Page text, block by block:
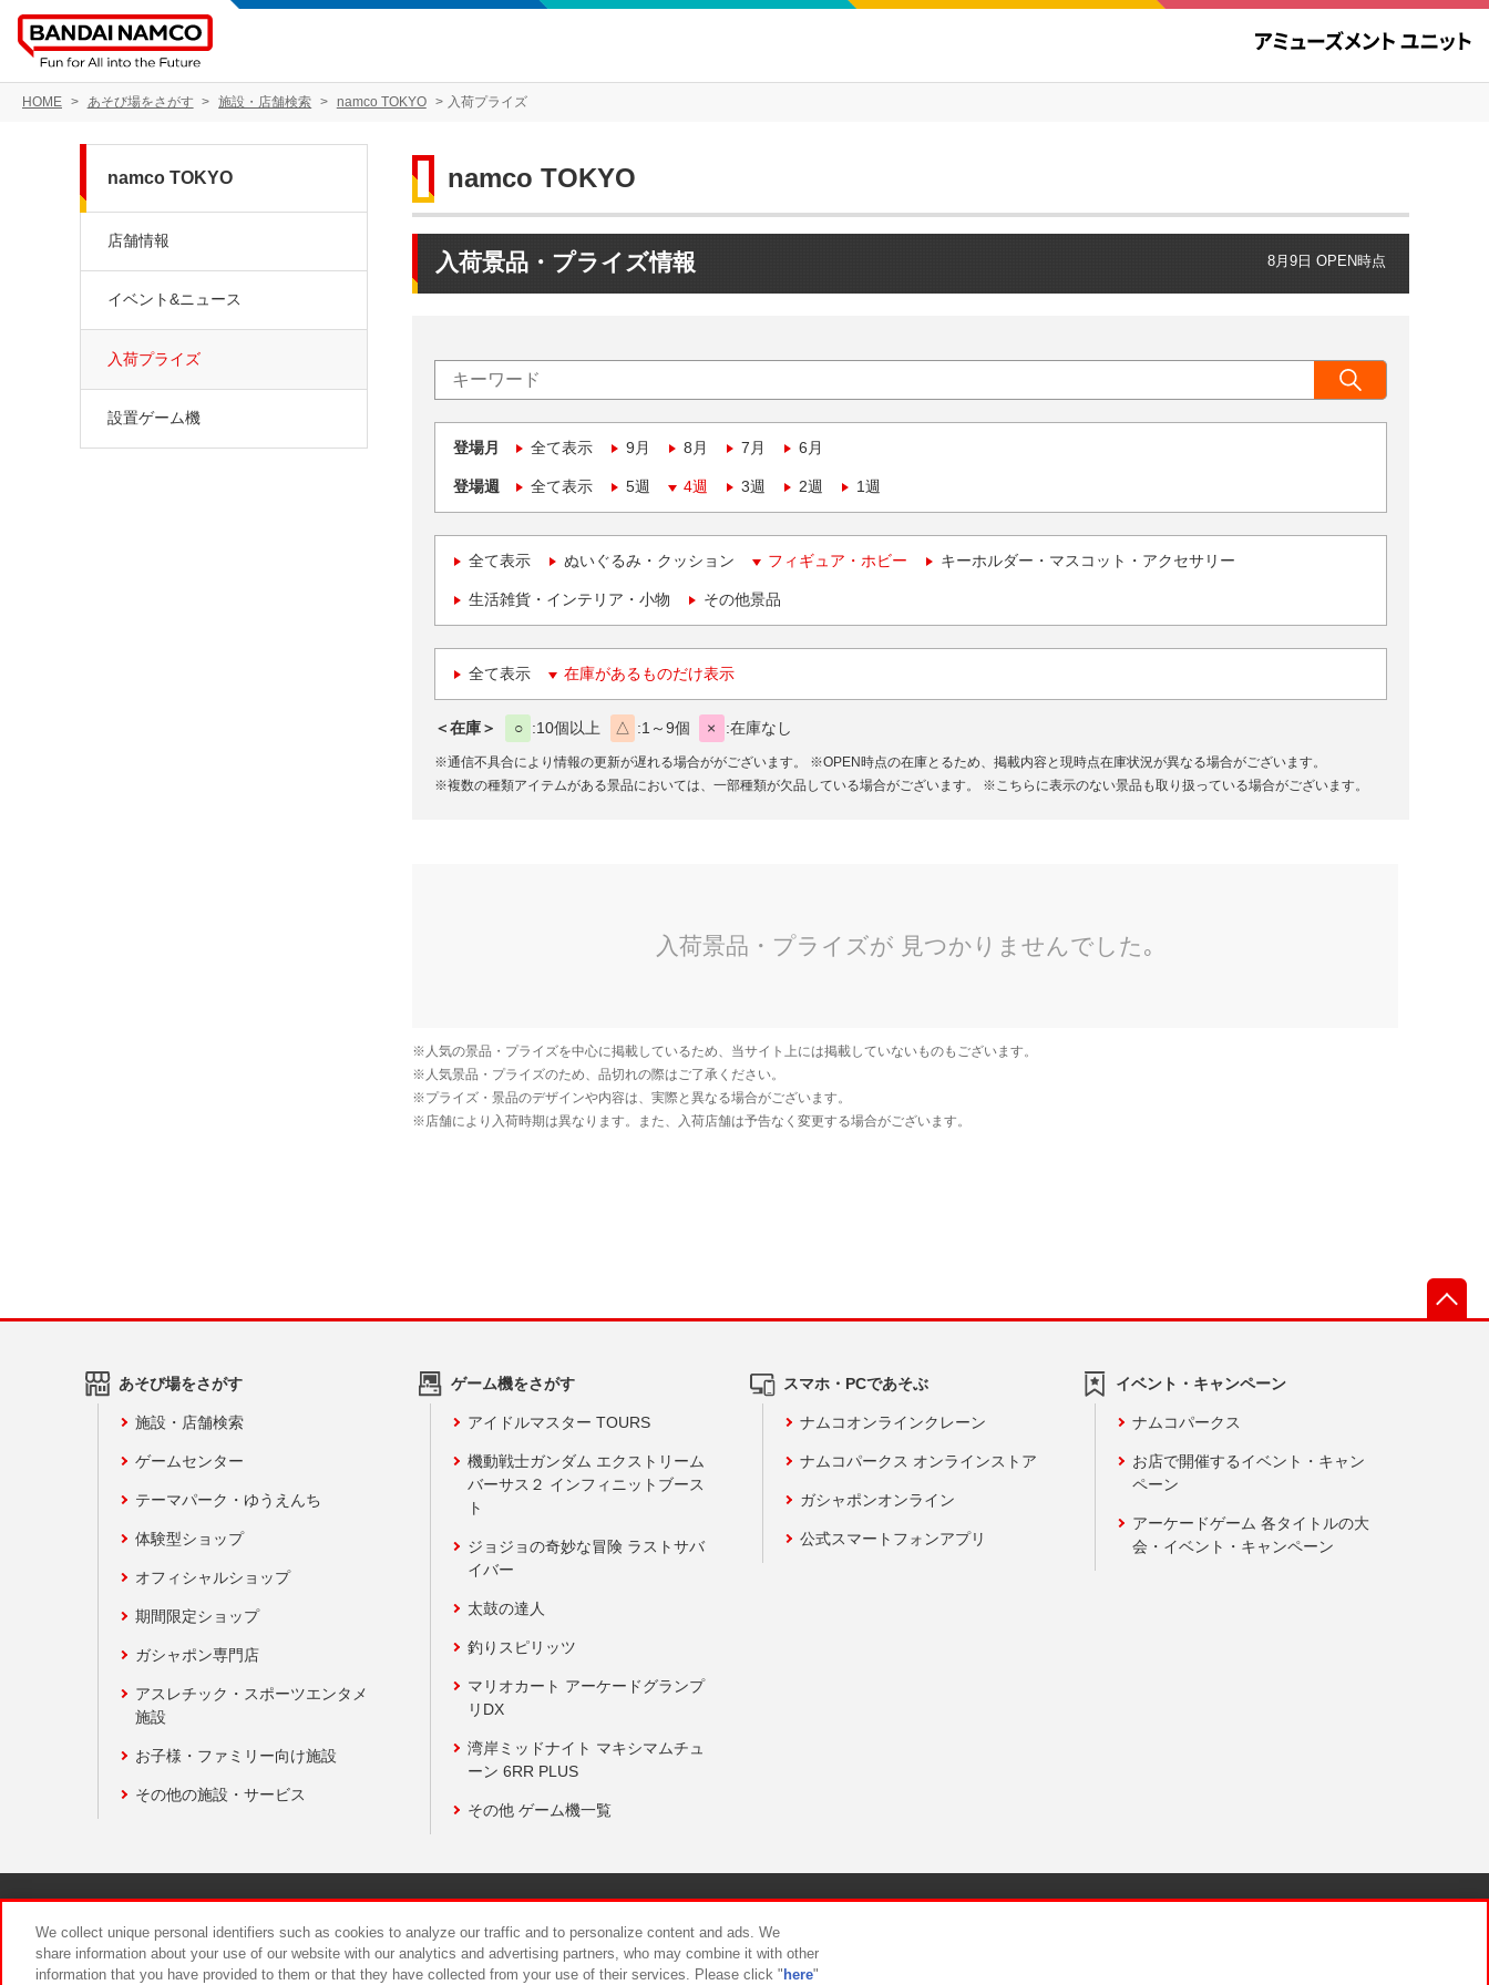
HOME あそび場をさがす 施設・店舗検索 namco TOKYO 入荷プライズ
namco TOKYO
入荷景品・プライズ情報 8月9日 OPEN時点
登場月 全て表示 9月 8月 7月 6月
登場週 全て表示 5週 4週 3週 2週 1週
全て表示 ぬいぐるみ・クッション フィギュア・ホビー キーホルダー・マスコット・アクセサリー
生活雑貨・インテリア・小物 その他景品
全て表示 在庫があるものだけ表示
＜在庫＞ ○ 10個以上 △ 1～9個 × 在庫なし
※通信不具合により情報の更新が遅れる場合ががございます。
※OPEN時点の在庫とるため、掲載内容と現時点在庫状況が異なる場合がございます。
※複数の種類アイテムがある景品においては、一部種類が欠品している場合がございます。
※こちらに表示のない景品も取り扱っている場合がございます。
namco TOKYO
店舗情報
イベント&ニュース
入荷プライズ
設置ゲーム機
あそび場をさがす
施設・店舗検索
ゲームセンター
テーマパーク・ゆうえんち
体験型ショップ
オフィシャルショップ
期間限定ショップ
ガシャポン専門店
アスレチック・スポーツエンタメ
施設
お子様・ファミリー向け施設
その他の施設・サービス
ゲーム機をさがす
アイドルマスター TOURS
機動戦士ガンダム エクストリーム
バーサス２ インフィニットブース
ト
ジョジョの奇妙な冒険 ラストサバ
イバー
太鼓の達人
釣りスピリッツ
マリオカート アーケードグランプ
リDX
湾岸ミッドナイト マキシマムチュ
ーン 6RR PLUS
その他 ゲーム機一覧
スマホ・PCであそぶ
ナムコオンラインクレーン
ナムコパークス オンラインストア
ガシャポンオンライン
公式スマートフォンアプリ
イベント・キャンペーン
ナムコパークス
お店で開催するイベント・キャン
ペーン
アーケードゲーム 各タイトルの大
会・イベント・キャンペーン
食品のご提供について カスタマーハラスメント対応方針
We collect unique personal identifiers such as cookies to analyze our traffic and to personalize content and ads. We
share information about your use of our website with our analytics and advertising partners, who may combine it with other
information that you have provided to them or that they have collected from your use of their services. Please click " here"